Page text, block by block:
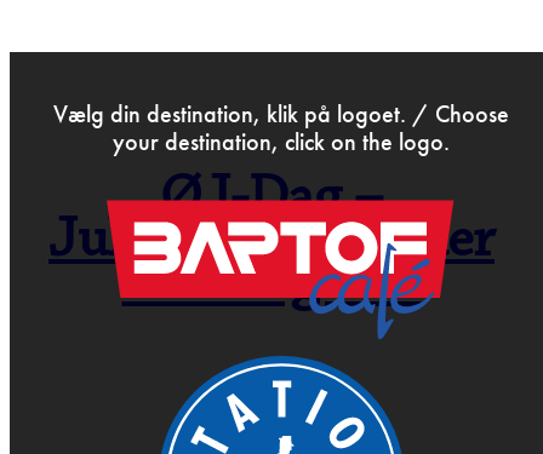
Vælg din destination, klik på logoet. / Choose
your destination, click on the logo.
ØJ-Dag –
Julebryggen flyder
hele dagen…
pjæse pdf